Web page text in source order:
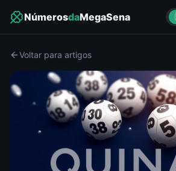
NúmerosdaMegaSena
Voltar para artigos